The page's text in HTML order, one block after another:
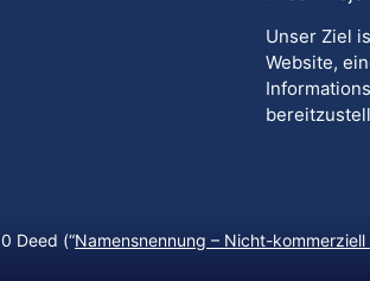
Unser Ziel
Website,
Deed (“Namensnennung – Nicht-kommerziell